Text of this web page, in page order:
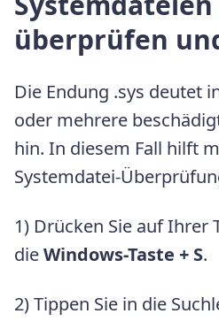
überprüfen
Die Endung .sys deutet
oder mehrere
hin. In diesem Fall hilft
Systemdatei-
1) Drücken Sie auf Ihrer
dieWindows-Taste + S.
2) Tippen Sie in die